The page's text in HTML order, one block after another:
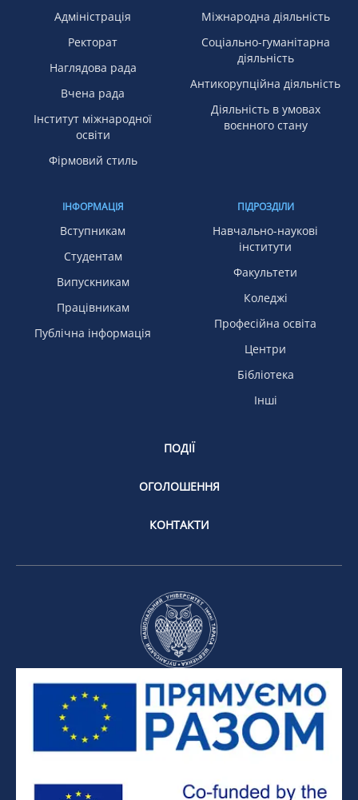
Адміністрація
Ректорат
Наглядова рада
Вчена рада
Інститут міжнародної
освіти
Фірмовий стиль
Міжнародна діяльність
Соціально-гуманітарна
діяльність
Антикорупційна діяльність
Діяльність в умовах
воєнного стану
ІНФОРМАЦІЯ
Вступникам
Студентам
Випускникам
Працівникам
Публічна інформація
ПІДРОЗДІЛИ
Навчально-наукові
інститути
Факультети
Коледжі
Професійна освіта
Центри
Бібліотека
Інші
ПОДІЇ
ОГОЛОШЕННЯ
КОНТАКТИ